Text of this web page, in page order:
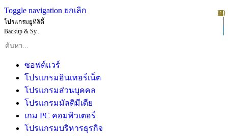
Toggle navigation ยกเลิก
โปรแกรมยูทิลิตี้
Backup & Sy...
ซอฟต์แวร์
โปรแกรมอินเทอร์เน็ต
โปรแกรมส่วนบุคคล
โปรแกรมมัลติมีเดีย
เกม PC คอมพิวเตอร์
โปรแกรมบริหารธุรกิจ
1
2
3
4
5
6
7
8
9
10